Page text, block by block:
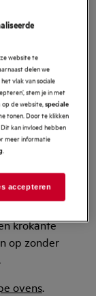
modellen nog
Met deAEG
sous-vide
krokante
op zonder
ovens.
website te
delen we
vlak van sociale
stem je in met
op de website,speciale
tonen. Door te klikken
kan invloed hebben
meer informatie
.
accepteren